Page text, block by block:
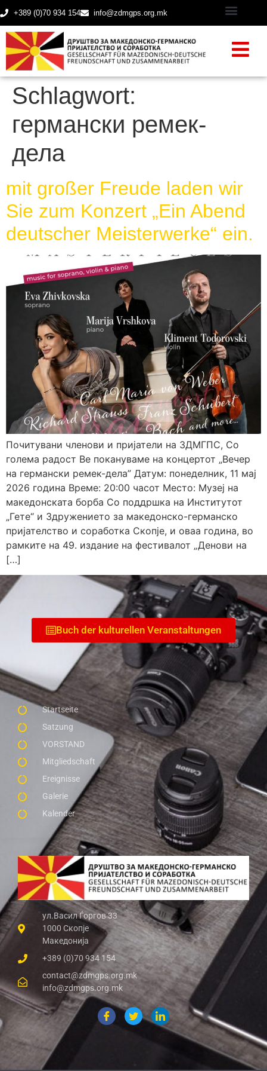
+389 (0)70 934 154 info@zdmgps.org.mk
Schlagwort:
германски ремек-
дела
mit großer Freude laden wir
Sie zum Konzert „Ein Abend
deutscher Meisterwerke“ ein.
Почитувани членови и пријатели на ЗДМГПС, Со
голема радост Ве покануваме на концертот „Вечер
на германски ремек-дела” Датум: понеделник, 11 мај
2026 година Време: 20:00 часот Место: Музеј на
македонската борба Со поддршка на Институтот
„Гете“ и Здружението за македонско-германско
пријателство и соработка Скопје, и оваа година, во
рамките на 49. издание на фестивалот „Денови на
[…]
ул.Васил Ѓоргов 33
1000 Скопје
Македонија
+389 (0)70 934 154
contact@zdmgps.org.mk
info@zdmgps.org.mk
Startseite
Satzung
VORSTAND
Mitgliedschaft
Ereignisse
Galerie
Kalender
Buch der kulturellen Veranstaltungen